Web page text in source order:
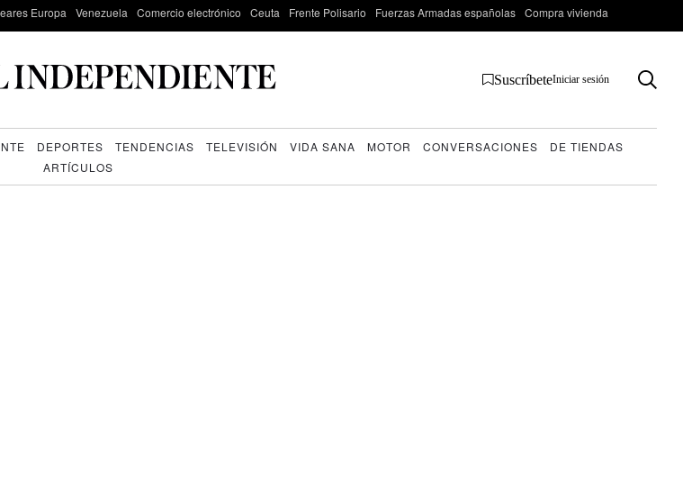
Europa Venezuela Comercio electrónico Ceuta Frente Polisario Fuerzas Armadas españolas Compra vivienda
SuscríbeteIniciar sesión
DEPORTES TENDENCIAS TELEVISIÓN VIDA SANA MOTOR CONVERSACIONES
DE TIENDAS
ARTÍCULOS